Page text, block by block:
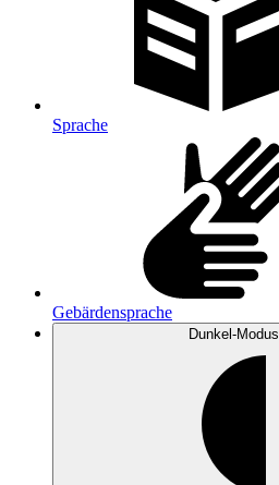
Sprache
Gebärdensprache
Dunkel-Modus